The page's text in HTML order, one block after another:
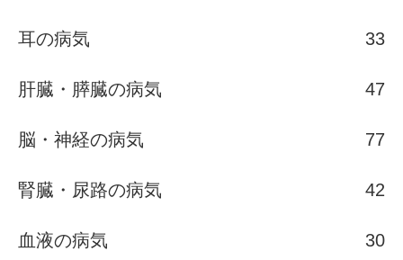
耳の病気 33
肝臓・膵臓の病気 47
脳・神経の病気 77
腎臓・尿路の病気 42
血液の病気 30